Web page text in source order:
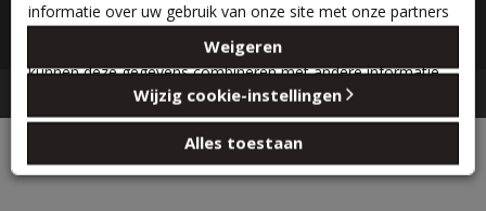
0 product(en) - €0,00
MATRASSEN
Tencel topper NASA traagschuim XXL 12cm dik
informatie over uw gebruik van onze site met onze partners
voor social media, adverteren en analyse. Deze partners
kunnen deze gegevens combineren met andere informatie
die u aan ze heeft verstrekt of die ze hebben verzameld op
basis van uw gebruik van hun services.
Weigeren
Wijzig cookie-instellingen
Alles toestaan